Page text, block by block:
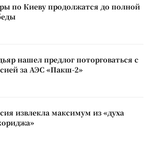
по Киеву продолжатся до полной
нашел предлог поторговаться с
за АЭС «Пакш-2»
извлекла максимум из «духа